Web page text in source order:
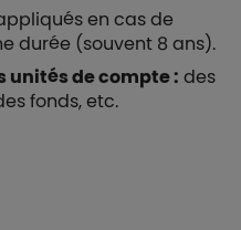
en cas de
durée (souvent 8 ans).
unités de compte : des
fonds, etc.